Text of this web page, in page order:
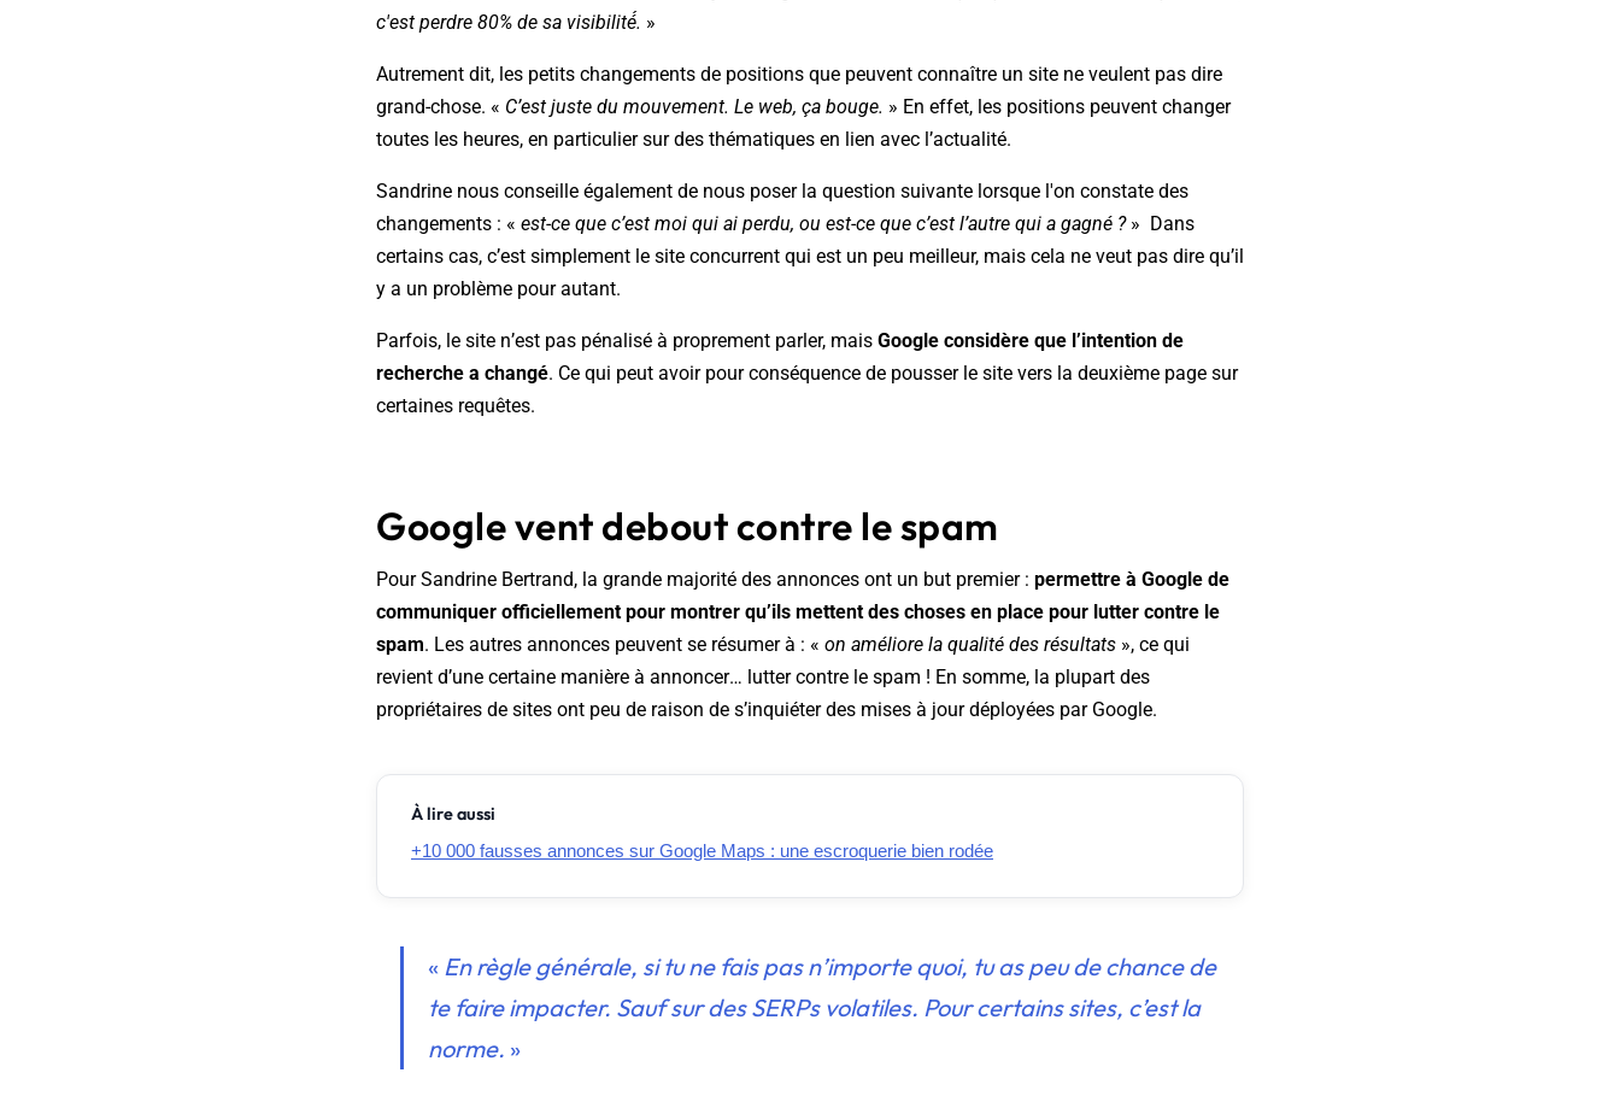
c'est perdre 80% de sa visibilité́. »
Autrement dit, les petits changements de positions que peuvent connaître un site ne veulent pas dire
grand-chose. « C’est juste du mouvement. Le web, ça bouge. » En effet, les positions peuvent changer
toutes les heures, en particulier sur des thématiques en lien avec l’actualité.
Sandrine nous conseille également de nous poser la question suivante lorsque l'on constate des
changements : « est-ce que c’est moi qui ai perdu, ou est-ce que c’est l’autre qui a gagné ?» Dans
certains cas, c’est simplement le site concurrent qui est un peu meilleur, mais cela ne veut pas dire qu’il
y a un problème pour autant.
Parfois, le site n’est pas pénalisé à proprement parler, mais Google considère que l’intention de
recherche a changé. Ce qui peut avoir pour conséquence de pousser le site vers la deuxième page sur
certaines requêtes.
Google vent debout contre le spam
Pour Sandrine Bertrand, la grande majorité des annonces ont un but premier : permettre à Google de
communiquer officiellement pour montrer qu’ils mettent des choses en place pour lutter contre le
spam. Les autres annonces peuvent se résumer à : « on améliore la qualité des résultats », ce qui
revient d’une certaine manière à annoncer… lutter contre le spam ! En somme, la plupart des
propriétaires de sites ont peu de raison de s’inquiéter des mises à jour déployées par Google.
À lire aussi
+10 000 fausses annonces sur Google Maps : une escroquerie bien rodée
« En règle générale, si tu ne fais pas n’importe quoi, tu as peu de chance de
te faire impacter. Sauf sur des SERPs volatiles. Pour certains sites, c’est la
norme. »